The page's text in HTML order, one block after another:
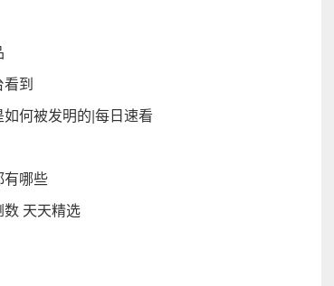
到
何被发明的|每日速看
有哪些
天天精选